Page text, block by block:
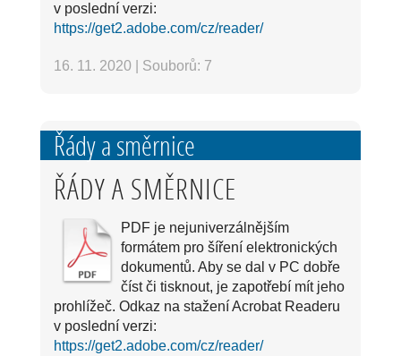
v poslední verzi:
https://get2.adobe.com/cz/reader/
16. 11. 2020 Souborů: 7
Řády a směrnice
ŘÁDY A SMĚRNICE
PDF je nejuniverzálnějším
formátem pro šíření elektronických
dokumentů. Aby se dal v PC dobře
číst či tisknout, je zapotřebí mít jeho
prohlížeč. Odkaz na stažení Acrobat Readeru
v poslední verzi:
https://get2.adobe.com/cz/reader/